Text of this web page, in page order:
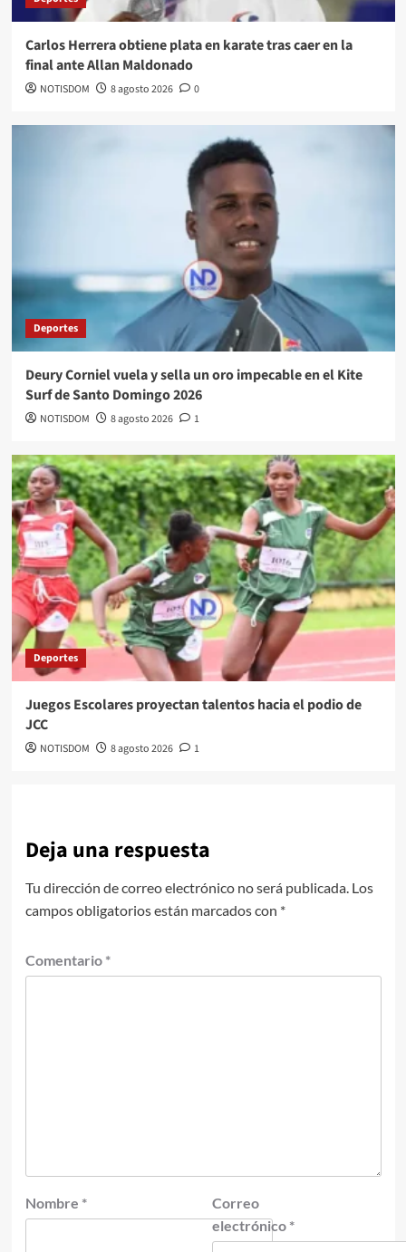
Carlos Herrera obtiene plata en karate tras caer en la
final ante Allan Maldonado
NOTISDOM 8 agosto 2026 0
Deportes
Deury Corniel vuela y sella un oro impecable en el Kite
Surf de Santo Domingo 2026
NOTISDOM 8 agosto 2026 1
Deportes
Juegos Escolares proyectan talentos hacia el podio de
JCC
NOTISDOM 8 agosto 2026 1
Deja una respuesta
Tu dirección de correo electrónico no será publicada. Los
campos obligatorios están marcados con *
Comentario *
Nombre *
Correo
electrónico *